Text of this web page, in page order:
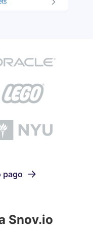
pago
Snov.io